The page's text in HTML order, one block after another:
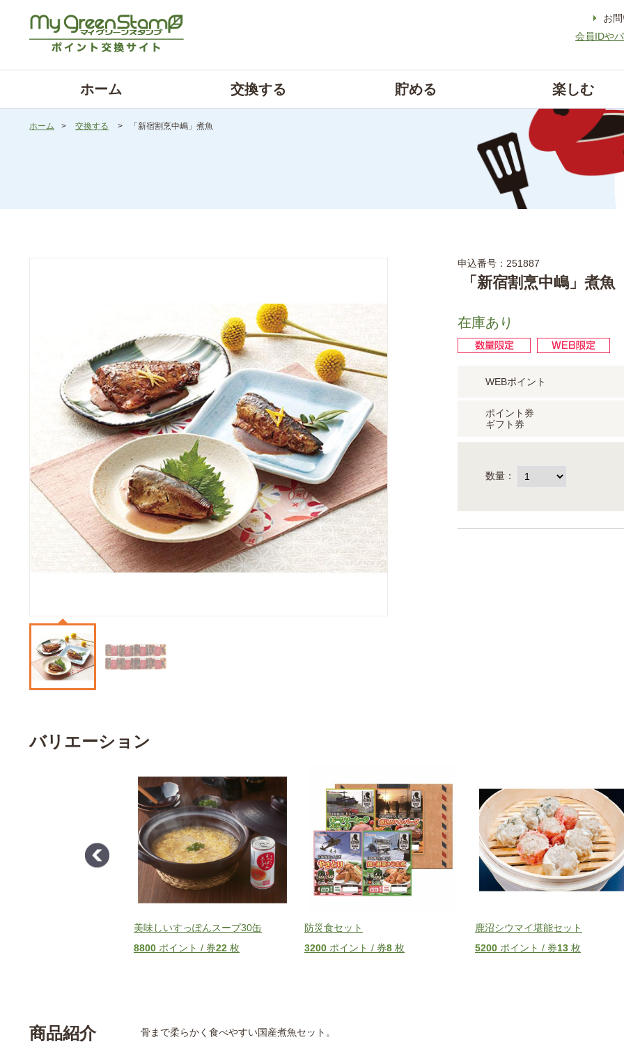
お
会員IDや
ホーム 交換する 貯める 楽しむ
ホーム > 交換する > 「新宿割烹中嶋」煮魚
申込番号：251887
「新宿割烹中嶋」煮魚
在庫あり
WEBポイント
ポイント券
ギフト券
数量：
バリエーション
美味しいすっぽんスープ30缶
8800 ポイント / 券22 枚
防災食セット
3200 ポイント / 券8 枚
鹿沼シウマイ堪能セット
5200 ポイント / 券13 枚
商品紹介 骨まで柔らかく食べやすい国産煮魚セット。